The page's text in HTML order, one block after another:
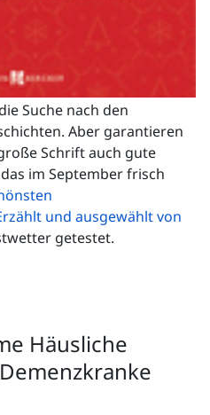
Suche nach den
Aber garantieren
Schrift auch gute
im September frisch
und ausgewählt von
getestet.
Häusliche